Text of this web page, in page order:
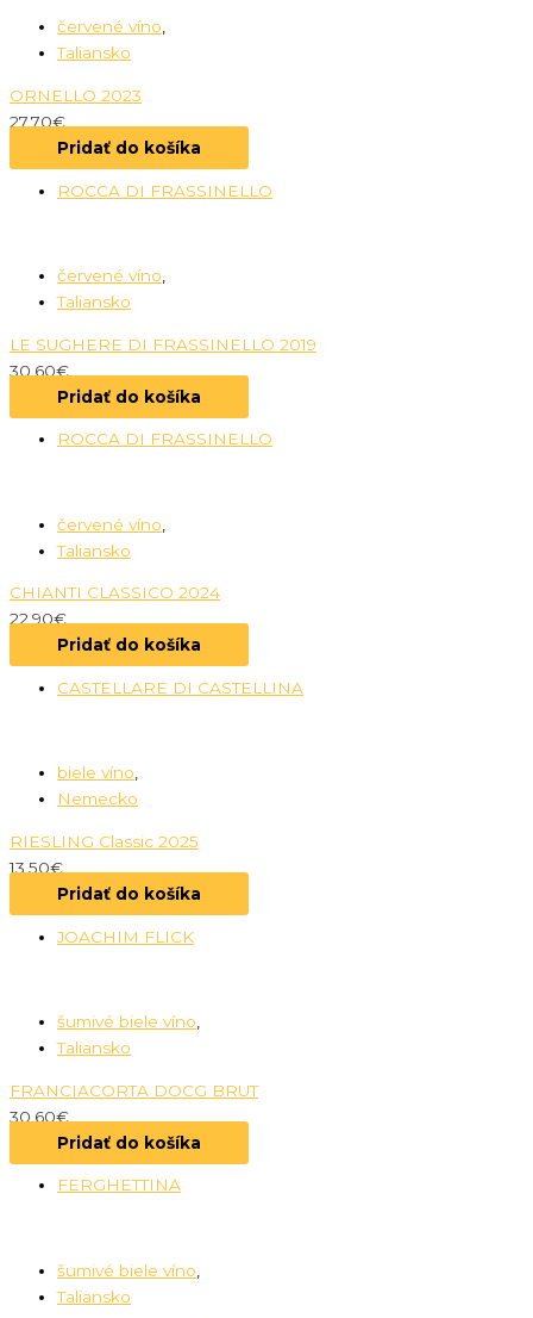
červené víno,
Taliansko
ORNELLO 2023
27.70€
Pridať do košíka
ROCCA DI FRASSINELLO
červené víno
Taliansko
LE SUGHERE DI FRASSINELLO 2019
30.60€
Pridať do košíka
ROCCA DI FRASSINELLO
červené víno
Taliansko
CHIANTI CLASSICO 2024
22.90€
Pridať do košíka
CASTELLARE DI CASTELLINA
biele víno,
Nemecko
RIESLING Classic 2025
13.50€
Pridať do košíka
JOACHIM FLICK
šumivé biele víno
Taliansko
FRANCIACORTA DOCG BRUT
30.60€
Pridať do košíka
FERGHETTINA
šumivé biele víno
Taliansko